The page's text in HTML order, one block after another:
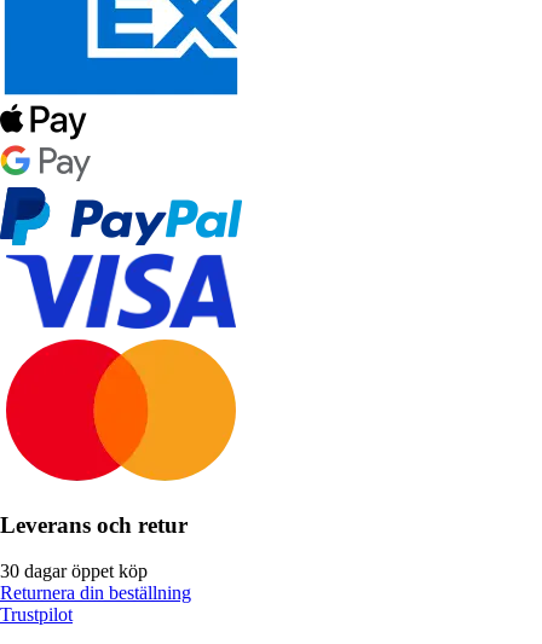
Leverans och retur
30 dagar öppet köp
Returnera din beställning
Trustpilot